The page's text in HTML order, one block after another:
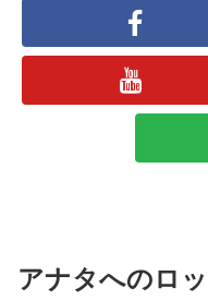
アナタへのロ